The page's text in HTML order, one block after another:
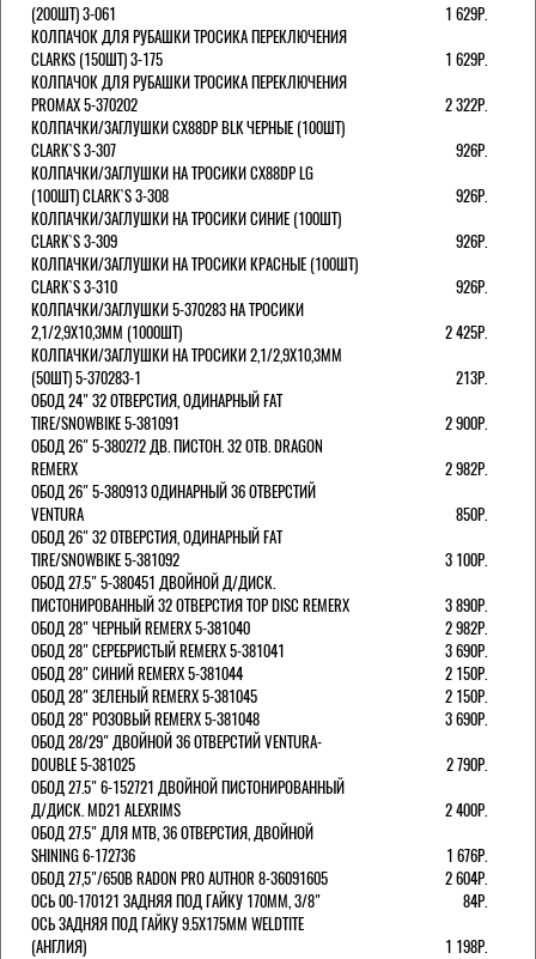
(200ШТ) 3-061
1 629Р.
КОЛПАЧОК ДЛЯ РУБАШКИ ТРОСИКА ПЕРЕКЛЮЧЕНИЯ
CLARKS (150ШТ) 3-175
1 629Р.
КОЛПАЧОК ДЛЯ РУБАШКИ ТРОСИКА ПЕРЕКЛЮЧЕНИЯ
PROMAX 5-370202
2 322Р.
КОЛПАЧКИ/3АГЛУШКИ CX88DP BLK ЧЕРНЫЕ (100ШТ)
CLARK`S 3-307
926Р.
КОЛПАЧКИ/3АГЛУШКИ НА ТРОСИКИ CX88DP LG
(100ШТ) CLARK`S 3-308
926Р.
КОЛПАЧКИ/3АГЛУШКИ НА ТРОСИКИ СИНИЕ (100ШТ)
CLARK`S 3-309
926Р.
КОЛПАЧКИ/3АГЛУШКИ НА ТРОСИКИ КРАСНЫЕ (100ШТ)
CLARK`S 3-310
926Р.
КОЛПАЧКИ/3АГЛУШКИ 5-370283 НА ТРОСИКИ
2,1/2,9Х10,3ММ (1000ШТ)
2 425Р.
КОЛПАЧКИ/3АГЛУШКИ НА ТРОСИКИ 2,1/2,9Х10,3ММ
(50ШТ) 5-370283-1
213Р.
ОБОД 24" 32 ОТВЕРСТИЯ, ОДИНАРНЫЙ FAT
TIRE/SNOWBIKE 5-381091
2 900Р.
ОБОД 26" 5-380272 ДВ. ПИСТОН. 32 ОТВ. DRAGON
REMERX
2 982Р.
ОБОД 26" 5-380913 ОДИНАРНЫЙ 36 ОТВЕРСТИЙ
VENTURA
850Р.
ОБОД 26" 32 ОТВЕРСТИЯ, ОДИНАРНЫЙ FAT
TIRE/SNOWBIKE 5-381092
3 100Р.
ОБОД 27.5" 5-380451 ДВОЙНОЙ Д/ДИСК.
ПИСТОНИРОВАННЫЙ 32 ОТВЕРСТИЯ TOP DISC REMERX
3 890Р.
ОБОД 28" ЧЕРНЫЙ REMERX 5-381040
2 982Р.
ОБОД 28" СЕРЕБРИСТЫЙ REMERX 5-381041
3 690Р.
ОБОД 28" СИНИЙ REMERX 5-381044
2 150Р.
ОБОД 28" ЗЕЛЕНЫЙ REMERX 5-381045
2 150Р.
ОБОД 28" РОЗОВЫЙ REMERX 5-381048
3 690Р.
ОБОД 28/29" ДВОЙНОЙ 36 ОТВЕРСТИЙ VENTURA-
DOUBLE 5-381025
2 790Р.
ОБОД 27.5" 6-152721 ДВОЙНОЙ ПИСТОНИРОВАННЫЙ
Д/ДИСК. MD21 ALEXRIMS
2 400Р.
ОБОД 27.5" ДЛЯ MTB, 36 ОТВЕРСТИЯ, ДВОЙНОЙ
SHINING 6-172736
1 676Р.
ОБОД 27,5"/650B RADON PRO AUTHOR 8-36091605
2 604Р.
ОСЬ 00-170121 ЗАДНЯЯ ПОД ГАЙКУ 170MM, 3/8"
84Р.
ОСЬ ЗАДНЯЯ ПОД ГАЙКУ 9.5Х175ММ WELDTITE
(АНГЛИЯ)
1 198Р.